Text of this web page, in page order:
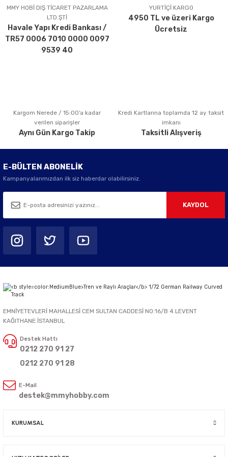
Ürün açıklamasında eksik bilgiler bulunuyor.
Ürün bilgilerinde hatalar bulunuyor.
Ürün fiyatı diğer sitelerden daha pahalı.
Bu ürüne benzer farklı alternatifler olmalı.
Gönder
MMY HOBİ DIŞ TİCARET PAZARLAMA
LTD.ŞTİ
Havale Yapı Kredi Bankası /
TR57 0006 7010 0000 0097
9539 40
YURTİÇİ KARGO
4950 TL ve üzeri Kargo
Ücretsiz
Kargom Nerede / 15:00’a kadar
verilen siparişler
Aynı Gün Kargo Takip
Kredi Kartlarına toplamda 12 ay taksit
imkanı
Taksitli Alışveriş
E-BÜLTEN ABONELİK
Kampanyalarımızdan ilk siz haberdar olabilirsiniz.
KAYDOL
EMNİYETEVLERİ MAHALLESİ CEM SULTAN CADDESİ NO:16/B 4.LEVENT
KAĞITHANE İSTANBUL
Destek Hattı
0212 270 91 27
0212 270 91 28
E-Mail
destek@mmyhobby.com
KURUMSAL